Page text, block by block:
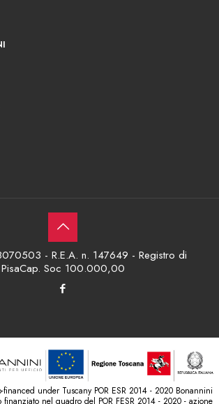
- R.E.A. n. 147649 - Registro di
PisaCap. Soc 100.000,00
under Tuscany POR ESR 2014 - 2020 Bonannini
finanziato nel quadro del POR FESR 2014 - 2020 - azione